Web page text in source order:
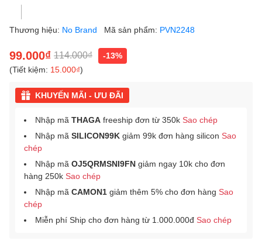
Thương hiệu: No Brand Mã sản phẩm: PVN2248
99.000₫ 114.000₫
-13%
(Tiết kiệm: 15.000₫)
KHUYẾN MÃI - ƯU ĐÃI
Nhập mã THAGA freeship đơn từ 350k Sao chép
Nhập mã SILICON99K giảm 99k đơn hàng silicon Sao
chép
Nhập mã OJ5QRMSNI9FN giảm ngay 10k cho đơn
hàng 250k Sao chép
Nhập mã CAMON1 giảm thêm 5% cho đơn hàng Sao
chép
Miễn phí Ship cho đơn hàng từ 1.000.000đ Sao chép